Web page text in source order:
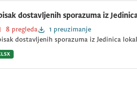
dostavljenih sporazuma iz
8 pregleda
1 preuzimanje
dostavljenih sporazuma iz Jedinica